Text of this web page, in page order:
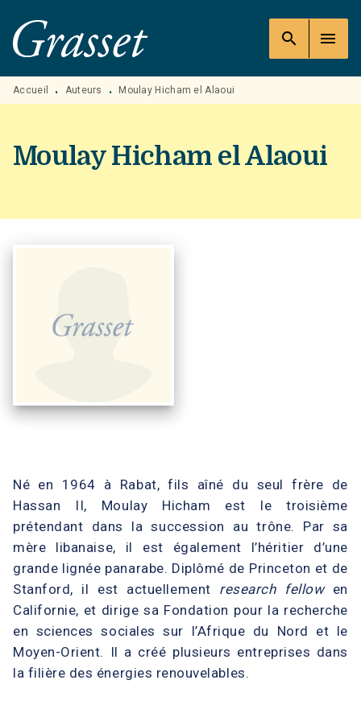
MENU RECHERCHE
PIED DE PAGE
search menu
Accueil • Auteurs • Moulay Hicham el Alaoui
Moulay Hicham el Alaoui
Né en 1964 à Rabat, fils aîné du seul frère de
Hassan II, Moulay Hicham est le troisième
prétendant dans la succession au trône. Par sa
mère libanaise, il est également l’héritier d’une
grande lignée panarabe. Diplômé de Princeton et de
Stanford, il est actuellement research fellowen
Californie, et dirige sa Fondation pour la recherche
en sciences sociales sur l’Afrique du Nord et le
Moyen-Orient. Il a créé plusieurs entreprises dans
la filière des énergies renouvelables.